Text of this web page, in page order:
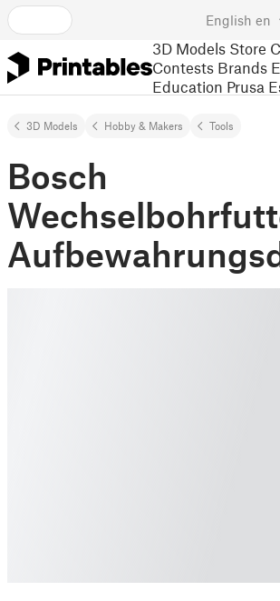
English en
3D Models Store
Contests Brands
Education Prusa
3D Models Hobby & Makers Tools
Bosch